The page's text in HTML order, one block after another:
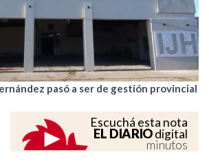
pasó a ser de gestión provincial
Escuchá esta nota
EL DIARIOdigital
minutos